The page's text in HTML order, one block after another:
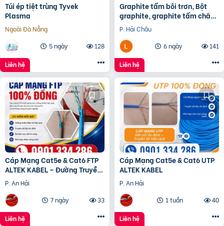
Túi ép tiệt trùng Tyvek
Plasma
Ngoài Đà Nẵng
5 ngày
128
Liên hệ
Graphite tấm bôi trơn, Bột
graphite, graphite tấm chặn
đầu lò, điện cực graphite
P. Hải Châu
6 ngày
141
Liên hệ
Cáp Mạng Cat5e & Cat6 FTP
ALTEK KABEL – Đường Truyền
Ổn Định, Chống Nhiễu Hiệu
Quả
P. An Hải
7 ngày
33
Liên hệ
Cáp Mạng Cat5e & Cat6 UTP
ALTEK KABEL
P. An Hải
1 tuần
40
Liên hệ